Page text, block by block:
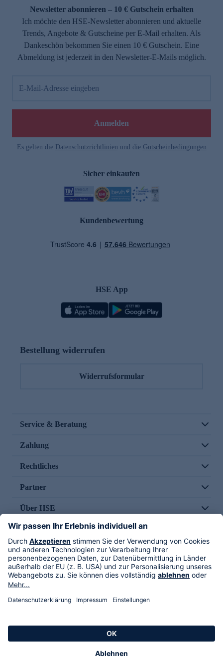
Newsletter abonnieren – 10 € Gutschein erhalten
Ich möchte den HSE-Newsletter abonnieren und aktuelle
Trends, Angebote & Gutscheine per E-Mail erhalten. Als
Dankeschön bekommen Sie einen 10 € Gutschein. Eine
Abmeldung ist jederzeit in den Newsletter-E-Mails möglich.
E-Mail-Adresse eingeben
Anmelden
Es gelten die Datenschutzrichtlinien und die Gutscheinbedingungen
Sicher einkaufen
Kundenbewertung
HSE App
Bestellung widerrufen
Widerrufsformular
Service & Beratung
Zahlung
Rechtliches
Partner
Über HSE
Im TV
HSE International